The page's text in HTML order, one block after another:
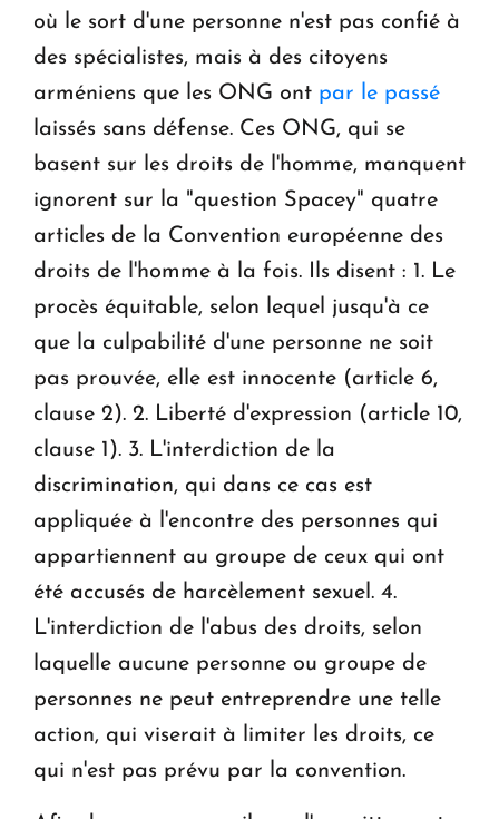
où le sort d'une personne n'est pas confié à
des spécialistes, mais à des citoyens
arméniens que les ONG ont par le passé
laissés sans défense. Ces ONG, qui se
basent sur les droits de l'homme, manquent
ignorent sur la "question Spacey" quatre
articles de la Convention européenne des
droits de l'homme à la fois. Ils disent : 1. Le
procès équitable, selon lequel jusqu'à ce
que la culpabilité d'une personne ne soit
pas prouvée, elle est innocente (article 6,
clause 2). 2. Liberté d'expression (article 10,
clause 1). 3. L'interdiction de la
discrimination, qui dans ce cas est
appliquée à l'encontre des personnes qui
appartiennent au groupe de ceux qui ont
été accusés de harcèlement sexuel. 4.
L'interdiction de l'abus des droits, selon
laquelle aucune personne ou groupe de
personnes ne peut entreprendre une telle
action, qui viserait à limiter les droits, ce
qui n'est pas prévu par la convention.